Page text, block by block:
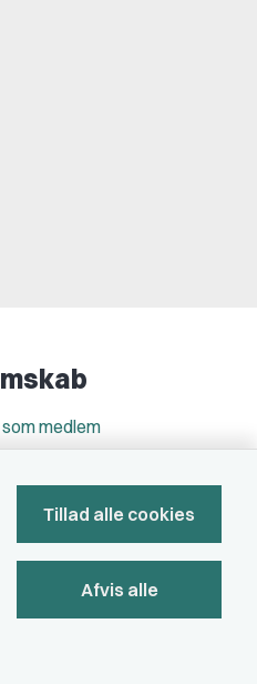
medlem
medlem
Tillad alle cookies
Afvis alle